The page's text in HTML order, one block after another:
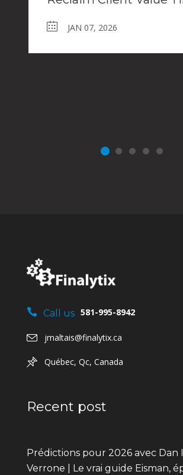
JAN 07, 2026
Call us 581-995-8942
jmaltais@finalytix.ca
Québec, Qc, Canada
Recent post
Prédictions pour 2026 avec Dan
Verrone | Le vrai guide Eisman,